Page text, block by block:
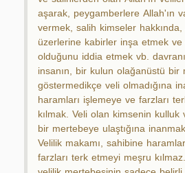
aşarak, peygamberlere Allah'ın
vermek, salih kimseler hakkında,
üzerlerine kabirler inşa etmek ve
olduğunu iddia etmek vb.
insanın, bir kulun olağanüstü bir
göstermedikçe veli olmadığına
haramları işlemeye ve farzları
kılmak. Veli olan kimsenin
bir mertebeye ulaştığına
Velilik makamı, sahibine
farzları terk etmeyi meşru